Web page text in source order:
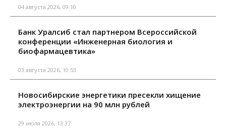
04 августа 2026, 09:10
Банк Уралсиб стал партнером Всероссийской
конференции «Инженерная биология и
биофармацевтика»
03 августа 2026, 10:53
Новосибирские энергетики пресекли хищение
электроэнергии на 90 млн рублей
29 июля 2026, 13:37